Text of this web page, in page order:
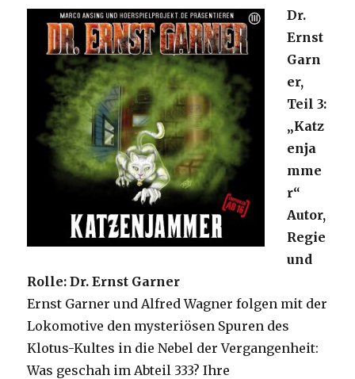
Dr.
Ernst
Garn
er,
Teil 3:
„Katz
enja
mme
r“
Autor,
Regie
und
Rolle: Dr. Ernst Garner
Ernst Garner und Alfred Wagner folgen mit der
Lokomotive den mysteriösen Spuren des
Klotus-Kultes in die Nebel der Vergangenheit:
Was geschah im Abteil 333? Ihre